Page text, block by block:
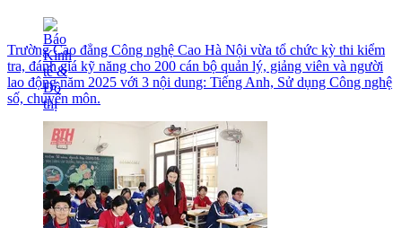
Trường Cao đẳng Công nghệ Cao Hà Nội vừa tổ chức kỳ thi kiểm
tra, đánh giá kỹ năng cho 200 cán bộ quản lý, giảng viên và người
lao động năm 2025 với 3 nội dung: Tiếng Anh, Sử dụng Công nghệ
số, chuyên môn.